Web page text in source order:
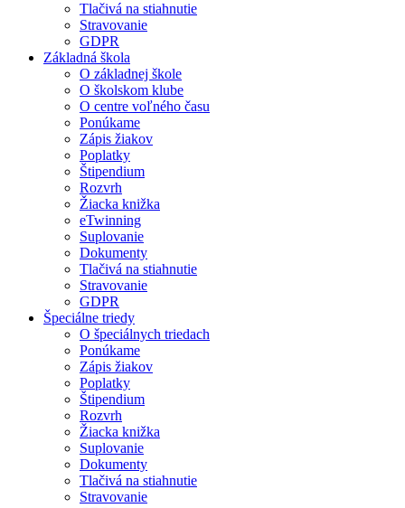
Tlačivá na stiahnutie
Stravovanie
GDPR
Základná škola
O základnej škole
O školskom klube
O centre voľného času
Ponúkame
Zápis žiakov
Poplatky
Štipendium
Rozvrh
Žiacka knižka
eTwinning
Suplovanie
Dokumenty
Tlačivá na stiahnutie
Stravovanie
GDPR
Špeciálne triedy
O špeciálnych triedach
Ponúkame
Zápis žiakov
Poplatky
Štipendium
Rozvrh
Žiacka knižka
Suplovanie
Dokumenty
Tlačivá na stiahnutie
Stravovanie